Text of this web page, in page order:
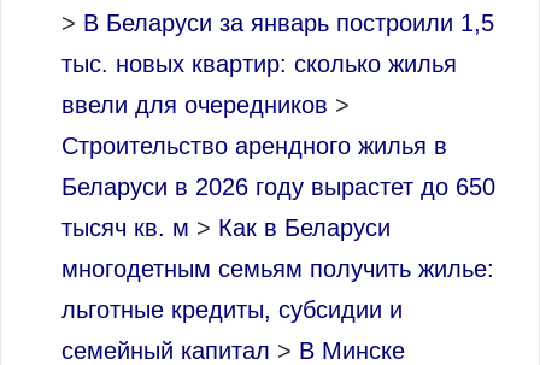
> В Беларуси за январь построили 1,5
тыс. новых квартир: сколько жилья
ввели для очередников >
Строительство арендного жилья в
Беларуси в 2026 году вырастет до 650
тысяч кв. м > Как в Беларуси
многодетным семьям получить жилье:
льготные кредиты, субсидии и
семейный капитал > В Минске